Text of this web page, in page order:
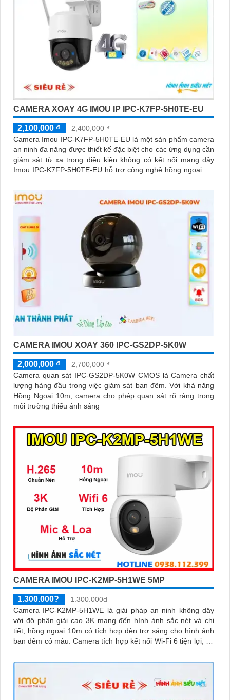
CAMERA XOAY 4G IMOU IP IPC-K7FP-5H0TE-EU
2,100,000 ₫
2,400,000 ₫
Camera Imou IPC-K7FP-5H0TE-EU là một sản phẩm camera
an ninh đa năng được thiết kế đặc biệt cho các ứng dụng cần
giám sát từ xa trong điều kiện không có kết nối mạng dây
Imou IPC-K7FP-5H0TE-EU hỗ trợ công nghệ hồng ngoại với
CAMERA IMOU XOAY 360 IPC-GS2DP-5K0W
2,000,000 ₫
2,700,000 ₫
Camera quan sát IPC-GS2DP-5K0W CMOS là Camera chất
lượng hàng đầu trong việc giám sát ban đêm. Với khả năng
Hồng Ngoại 10m, camera cho phép quan sát rõ ràng trong
môi trường thiếu ánh sáng
CAMERA IMOU IPC-K2MP-5H1WE 5MP
1.300.000?
1.300.000d
Camera IPC-K2MP-5H1WE là giải pháp an ninh không dây
với độ phân giải cao 3K mang đến hình ảnh sắc nét và chi
tiết, hồng ngoại 10m có tích hợp đèn trợ sáng cho hình ảnh
ban đêm có màu. Camera tích hợp kết nối Wi-Fi 6 tiện lợi, hỗ